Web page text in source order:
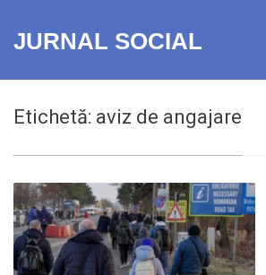
JURNAL SOCIAL
Etichetă: aviz de angajare